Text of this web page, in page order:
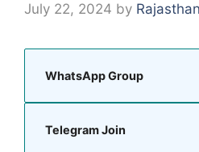
July 22, 2024 by
WhatsApp Group
Telegram Join